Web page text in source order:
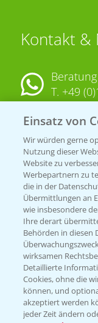
Kontakt &
T. +49
KONTAKT
Hilfe in
T.+49
Einsatz von
Wir würden gerne
Nutzung dieser
Website zu
Werbepartnern zu
die in der
Übermittlungen an
wie insbesondere
Ihre derart
Behörden in diesen
wirksamen
Detaillierte
Cookies, ohne die
können, und
akzeptiert werden
jeder Zeit ändern